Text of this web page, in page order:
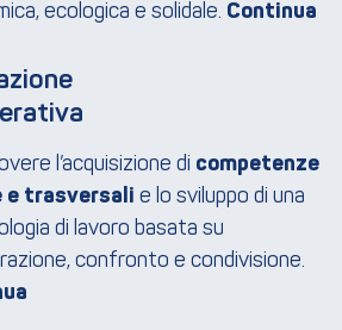
ecologica e solidale.
l’acquisizione di competenze
e trasversali e lo sviluppo di una
di lavoro basata su
confronto e condivisione.